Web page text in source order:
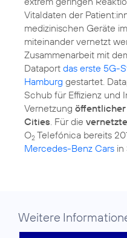
Vitaldaten der
medizinischen Geräte
miteinander vernetzt
Zusammenarbeit mit
Dataport das erste 5G-
Hamburg gestartet.
Schub für Effizienz und
Vernetzung
Cities. Für die
O2 Telefónica bereits
Mercedes-Benz Cars in
Weitere